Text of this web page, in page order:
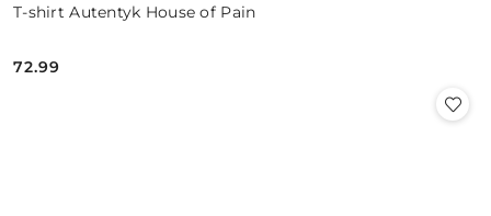
T-shirt Autentyk House of Pain
Cena:
72.99